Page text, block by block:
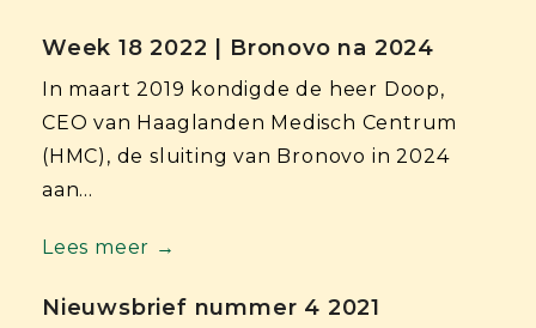
Week 18 2022 | Bronovo na 2024
In maart 2019 kondigde de heer Doop,
CEO van Haaglanden Medisch Centrum
(HMC), de sluiting van Bronovo in 2024
aan…
Lees meer →
Nieuwsbrief nummer 4 2021